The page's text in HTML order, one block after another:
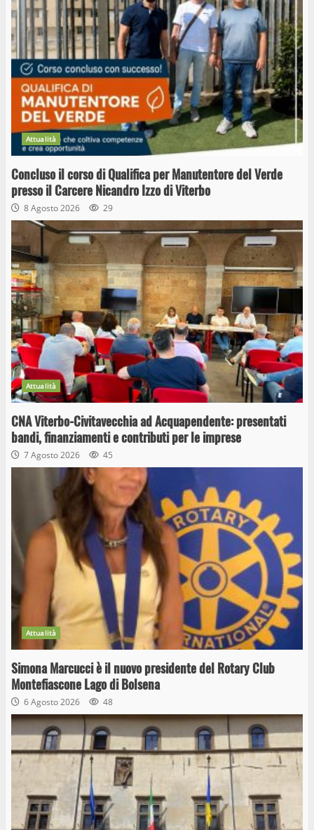
Attualità
Concluso il corso di Qualifica per Manutentore del Verde
presso il Carcere Nicandro Izzo di Viterbo
8 Agosto 2026 29
Attualità
CNA Viterbo-Civitavecchia ad Acquapendente: presentati
bandi, finanziamenti e contributi per le imprese
7 Agosto 2026 45
Attualità
Simona Marcucci è il nuovo presidente del Rotary Club
Montefiascone Lago di Bolsena
6 Agosto 2026 48